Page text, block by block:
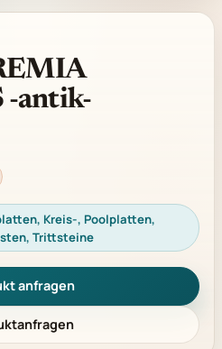
-antik-
Kreis-, Poolplatten,
Trittsteine
anfragen